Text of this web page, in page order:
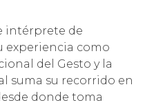
intérprete de
experiencia como
del Gesto y la
suma su recorrido en
donde toma